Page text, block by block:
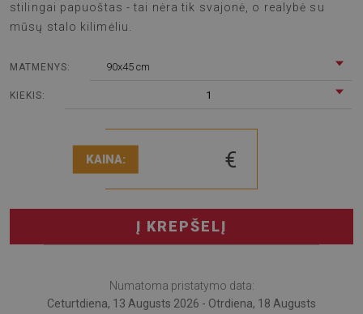
stilingai papuoštas - tai nėra tik svajonė, o realybė su
mūsų stalo kilimėliu.
MATMENYS: 90x45 cm
KIEKIS: 1
KAINA: €
Į KREPŠELĮ
Numatoma pristatymo data:
Ceturtdiena, 13 Augusts 2026 - Otrdiena, 18 Augusts